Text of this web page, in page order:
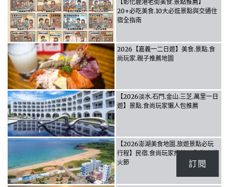
【彰化鹿港老街美食.景點推薦】
20+必吃美食.10大必逛景點與交通住
宿全指南
2026【嘉義一二日遊】美食.景點.食
尚玩家.親子推薦地圖
【2026淡水.石門.金山.三芝.萬里一日
遊】景點.食尚玩家懶人包推薦
【2026澎湖美食地圖.旅遊景點必玩
行程】民宿.食尚玩家推薦.國際海上花
火節
訂閱